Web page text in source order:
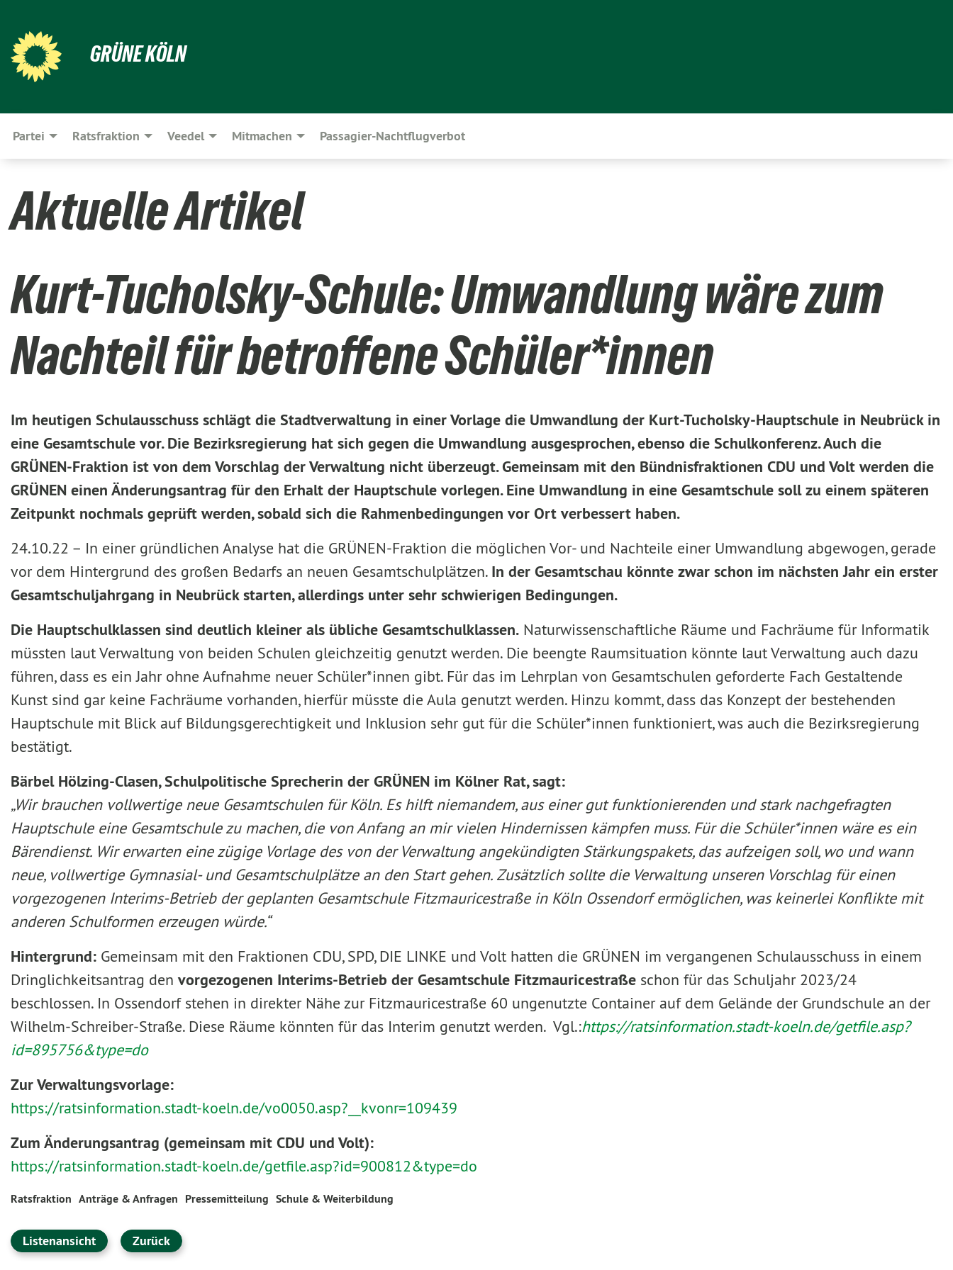
GRÜNE KÖLN
Partei Ratsfraktion Veedel Mitmachen Passagier-Nachtflugverbot
Aktuelle Artikel
Kurt-Tucholsky-Schule: Umwandlung wäre zum
Nachteil für betroffene Schüler*innen
Im heutigen Schulausschuss schlägt die Stadtverwaltung in einer Vorlage die Umwandlung der Kurt-Tucholsky-Hauptschule in Neubrück in
eine Gesamtschule vor. Die Bezirksregierung hat sich gegen die Umwandlung ausgesprochen, ebenso die Schulkonferenz. Auch die
GRÜNEN-Fraktion ist von dem Vorschlag der Verwaltung nicht überzeugt. Gemeinsam mit den Bündnisfraktionen CDU und Volt werden die
GRÜNEN einen Änderungsantrag für den Erhalt der Hauptschule vorlegen. Eine Umwandlung in eine Gesamtschule soll zu einem späteren
Zeitpunkt nochmals geprüft werden, sobald sich die Rahmenbedingungen vor Ort verbessert haben.
24.10.22 – In einer gründlichen Analyse hat die GRÜNEN-Fraktion die möglichen Vor- und Nachteile einer Umwandlung abgewogen, gerade
vor dem Hintergrund des großen Bedarfs an neuen Gesamtschulplätzen. In der Gesamtschau könnte zwar schon im nächsten Jahr ein erster
Gesamtschuljahrgang in Neubrück starten, allerdings unter sehr schwierigen Bedingungen.
Die Hauptschulklassen sind deutlich kleiner als übliche Gesamtschulklassen. Naturwissenschaftliche Räume und Fachräume für Informatik
müssten laut Verwaltung von beiden Schulen gleichzeitig genutzt werden. Die beengte Raumsituation könnte laut Verwaltung auch dazu
führen, dass es ein Jahr ohne Aufnahme neuer Schüler*innen gibt. Für das im Lehrplan von Gesamtschulen geforderte Fach Gestaltende
Kunst sind gar keine Fachräume vorhanden, hierfür müsste die Aula genutzt werden. Hinzu kommt, dass das Konzept der bestehenden
Hauptschule mit Blick auf Bildungsgerechtigkeit und Inklusion sehr gut für die Schüler*innen funktioniert, was auch die Bezirksregierung
bestätigt.
Bärbel Hölzing-Clasen, Schulpolitische Sprecherin der GRÜNEN im Kölner Rat, sagt:
„Wir brauchen vollwertige neue Gesamtschulen für Köln. Es hilft niemandem, aus einer gut funktionierenden und stark nachgefragten
Hauptschule eine Gesamtschule zu machen, die von Anfang an mir vielen Hindernissen kämpfen muss. Für die Schüler*innen wäre es ein
Bärendienst. Wir erwarten eine zügige Vorlage des von der Verwaltung angekündigten Stärkungspakets, das aufzeigen soll, wo und wann
neue, vollwertige Gymnasial- und Gesamtschulplätze an den Start gehen. Zusätzlich sollte die Verwaltung unseren Vorschlag für einen
vorgezogenen Interims-Betrieb der geplanten Gesamtschule Fitzmauricestraße in Köln Ossendorf ermöglichen, was keinerlei Konflikte mit
anderen Schulformen erzeugen würde.“
Hintergrund: Gemeinsam mit den Fraktionen CDU, SPD, DIE LINKE und Volt hatten die GRÜNEN im vergangenen Schulausschuss in einem
Dringlichkeitsantrag den vorgezogenen Interims-Betrieb der Gesamtschule Fitzmauricestraße schon für das Schuljahr 2023/24
beschlossen. In Ossendorf stehen in direkter Nähe zur Fitzmauricestraße 60 ungenutzte Container auf dem Gelände der Grundschule an der
Wilhelm-Schreiber-Straße. Diese Räume könnten für das Interim genutzt werden. Vgl.:https://ratsinformation.stadt-koeln.de/getfile.asp?
id=895756&type=do
Zur Verwaltungsvorlage:
https://ratsinformation.stadt-koeln.de/vo0050.asp?__kvonr=109439
Zum Änderungsantrag (gemeinsam mit CDU und Volt):
https://ratsinformation.stadt-koeln.de/getfile.asp?id=900812&type=do
Ratsfraktion Anträge & Anfragen Pressemitteilung Schule & Weiterbildung
Listenansicht Zurück